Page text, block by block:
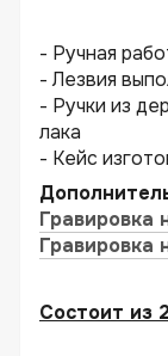
- Ручная
- Лезвия
- Ручки из
лака
- Кейс
Гравировка
Гравировка
Состоит из